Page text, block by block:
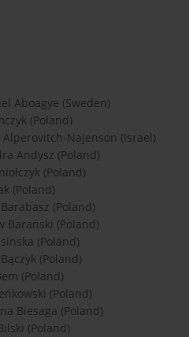
Aboagye (Sweden)
(Poland)
Alperovitch-Najenson (Israel)
Andysz (Poland)
(Poland)
(Poland)
(Poland)
Barański (Poland)
(Poland)
(Poland)
(Poland)
(Poland)
Biesaga (Poland)
(Poland)